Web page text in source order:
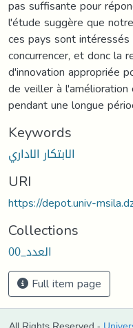
pas suffisante pour
l'étude suggère que
ces pays sont
concurrencer, et donc la
d'innovation appropriée
de veiller à
pendant une longue
Keywords
الابتكار الاداري
URI
https://depot.univ-
Collections
العدد_00
Full item page